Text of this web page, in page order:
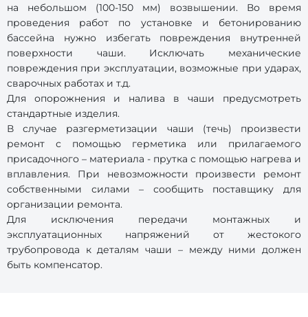
на небольшом (100-150 мм) возвышении. Во время
проведения работ по установке и бетонированию
бассейна нужно избегать повреждения внутренней
поверхности чаши. Исключать механические
повреждения при эксплуатации, возможные при ударах,
сварочных работах и т.д.
Для опорожнения и налива в чаши предусмотреть
стандартные изделия.
В случае разгерметизации чаши (течь) произвести
ремонт с помощью герметика или прилагаемого
присадочного – материала - прутка с помощью нагрева и
вплавления. При невозможности произвести ремонт
собственными силами – сообщить поставщику для
организации ремонта.
Для исключения передачи монтажных и
эксплуатационных напряжений от жестокого
трубопровода к деталям чаши – между ними должен
быть компенсатор.